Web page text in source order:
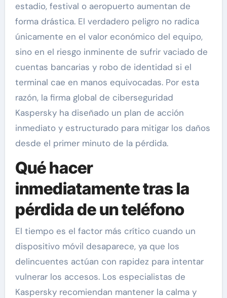
estadio, festival o aeropuerto aumentan de
forma drástica. El verdadero peligro no radica
únicamente en el valor económico del equipo,
sino en el riesgo inminente de sufrir vaciado de
cuentas bancarias y robo de identidad si el
terminal cae en manos equivocadas. Por esta
razón, la firma global de ciberseguridad
Kaspersky ha diseñado un plan de acción
inmediato y estructurado para mitigar los daños
desde el primer minuto de la pérdida.
Qué hacer
inmediatamente tras la
pérdida de un teléfono
El tiempo es el factor más crítico cuando un
dispositivo móvil desaparece, ya que los
delincuentes actúan con rapidez para intentar
vulnerar los accesos. Los especialistas de
Kaspersky recomiendan mantener la calma y